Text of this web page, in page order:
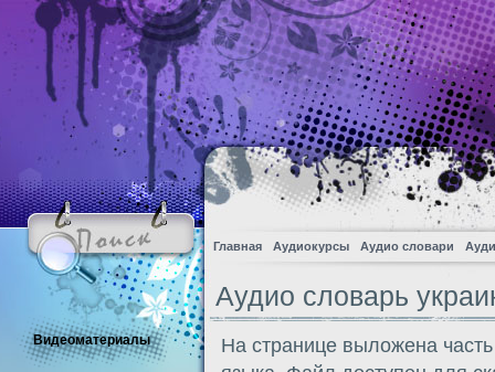
Главная Аудиокурсы Аудио словари
Аудио словарь
На странице выложена
Видеоматериалы